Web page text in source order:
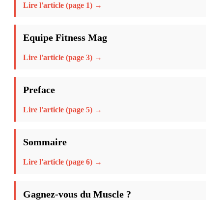
Lire l'article (page 1) →
Equipe Fitness Mag
Lire l'article (page 3) →
Preface
Lire l'article (page 5) →
Sommaire
Lire l'article (page 6) →
Gagnez-vous du Muscle ?